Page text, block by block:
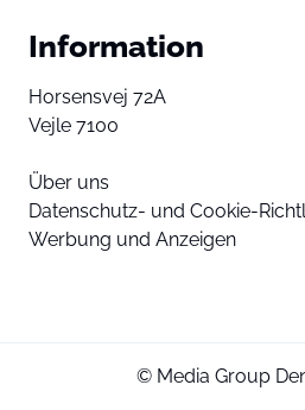
Information
Horsensvej 72A
Vejle 7100
Über uns
Datenschutz- und Cookie-
Werbung und Anzeigen
© Media Group